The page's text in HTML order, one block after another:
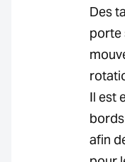
Des
porte
Il est
afin